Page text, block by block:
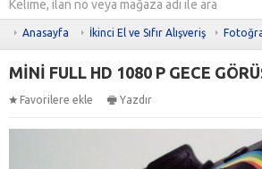
Anasayfa İkinci El ve Sıfır Alışveriş
MİNİ FULL HD 1080 P GECE
Favorilere ekle Yazdır